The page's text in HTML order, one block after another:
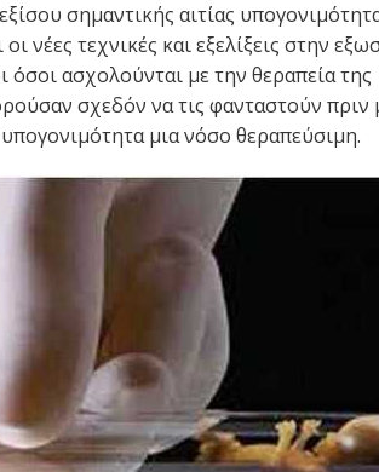
σημαντικής αιτίας
νέες τεχνικές και εξελίξεις στην
ασχολούνται με την θεραπεία της
σχεδόν να τις φανταστούν πριν
μια νόσο θεραπεύσιμη.